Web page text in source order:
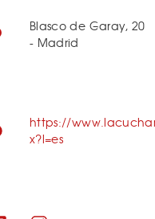
Blasco de Garay, 20
- Madrid
https://
x?l=es